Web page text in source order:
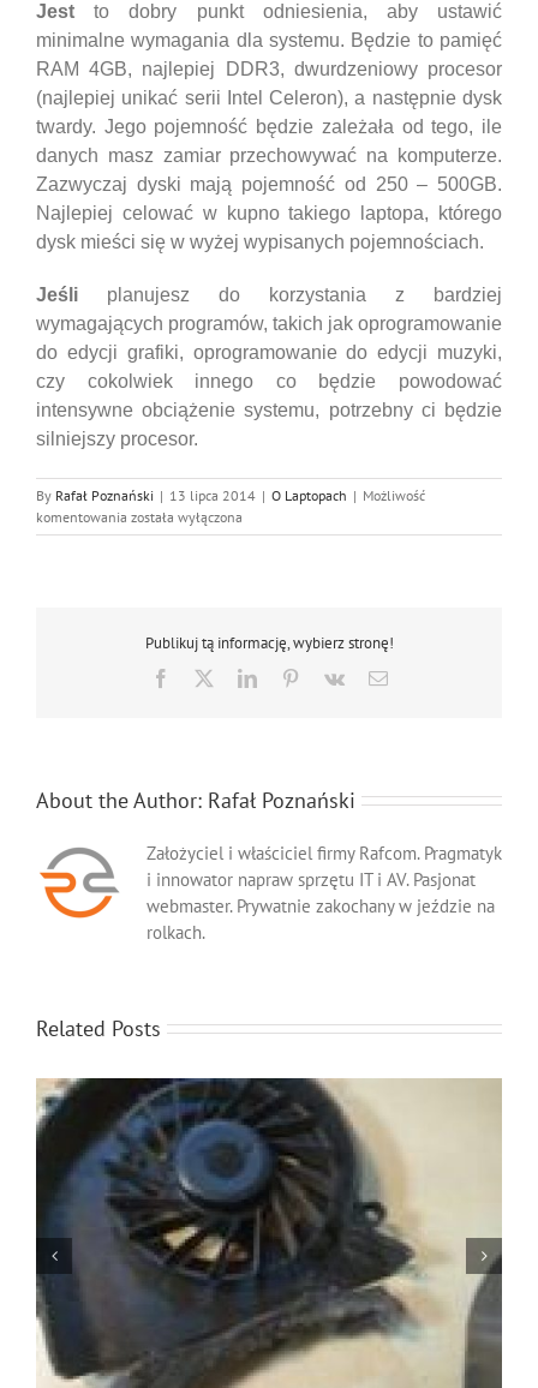
Jest to dobry punkt odniesienia, aby ustawić
minimalne wymagania dla systemu. Będzie to pamięć
RAM4GB, najlepiej DDR3, dwurdzeniowy procesor
(najlepiej unikać serii Intel Celeron), a następnie dysk
twardy. Jego pojemność będzie zależała od tego, ile
danych masz zamiar przechowywać na komputerze.
Zazwyczaj dyski mają pojemność od 250 – 500GB.
Najlepiej celować w kupno takiego laptopa, którego
dysk mieści się w wyżej wypisanych pojemnościach.
Jeśli planujesz do korzystania z bardziej
wymagających programów, takich jak oprogramowanie
do edycji grafiki, oprogramowanie do edycji muzyki,
czy cokolwiek innego co będzie powodować
intensywne obciążenie systemu, potrzebny ci będzie
silniejszy procesor.
By Rafał Poznański | 13 lipca 2014 | O Laptopach | Możliwość
komentowania Co
sprawia,
została wyłączona
Publikuj tą informację, wybierz stronę!
Facebook LinkedInPinterest
Vk Email
About the Author: Rafał Poznański
Założyciel i właściciel firmy Rafcom. Pragmatyk
i innowator napraw sprzętu IT i AV. Pasjonat
webmaster. Prywatnie zakochany w jeździe na
rolkach.
Related Posts
Jak oszczędzać baterię w laptopie?